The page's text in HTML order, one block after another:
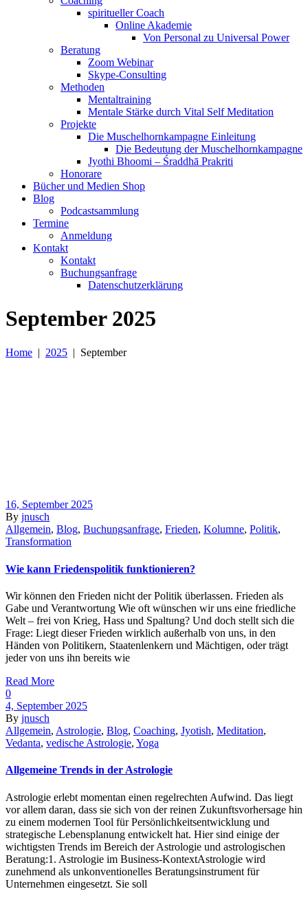
spiritueller Coach
Online Akademie
Von Personal zu Universal Power
Beratung
Zoom Webinar
Skype-Consulting
Methoden
Mentaltraining
Mentale Stärke durch Vital Self Meditation
Projekte
Die Muschelhornkampagne Einleitung
Die Bedeutung der Muschelhornkampagne
Jyothi Bhoomi – Śraddhā Prakriti
Honorare
Bücher und Medien Shop
Blog
Podcastsammlung
Termine
Anmeldung
Kontakt
Kontakt
Buchungsanfrage
Datenschutzerklärung
September 2025
Home | 2025 | September
16, September 2025
By jnusch
Allgemein, Blog, Buchungsanfrage, Frieden, Kolumne, Politik,
Transformation
Wie kann Friedenspolitik funktionieren?
Wir können den Frieden nicht der Politik überlassen. Frieden als
Gabe und Verantwortung Wie oft wünschen wir uns eine friedliche
Welt – frei von Krieg, Hass und Spaltung? Und doch stellt sich die
Frage: Liegt dieser Frieden wirklich außerhalb von uns, in den
Händen von Politikern, Staatenlenkern und Mächtigen, oder trägt
jeder von uns ihn bereits wie
Read More
0
4, September 2025
By jnusch
Allgemein, Astrologie, Blog, Coaching, Jyotish, Meditation,
Vedanta, vedische Astrologie, Yoga
Allgemeine Trends in der Astrologie
Astrologie erlebt momentan einen regelrechten Aufwind. Das liegt
vor allem daran, dass sie sich von der reinen Zukunftsvorhersage hin
zu einem modernen Tool für Persönlichkeitsentwicklung und
strategische Lebensplanung entwickelt hat. Hier sind einige der
wichtigsten Trends im Bereich der Astrologie und astrologischen
Beratung:1. Astrologie im Business-KontextAstrologie wird
zunehmend als unkonventionelles Beratungsinstrument für
Unternehmen eingesetzt. Sie soll